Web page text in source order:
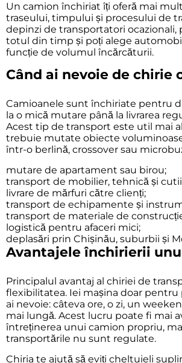
Un camion închiriat îți oferă mai
traseului, timpului și procesului de
depinzi de transportatori ocazionali,
totul din timp și poți alege
funcție de volumul încărcăturii.
Când ai nevoie de chirie
Camioanele sunt închiriate pentru
la o mică mutare până la livrarea
Acest tip de transport este util mai
trebuie mutate obiecte
într-o berlină, crossover sau
mutare de apartament sau birou;
transport de mobilier, tehnică și
livrare de mărfuri către clienți;
transport de echipamente și
transport de materiale de
logistică pentru afaceri mici;
deplasări prin Chișinău, suburbii și
Avantajele închirierii
Principalul avantaj al chiriei de
flexibilitatea. Iei mașina doar pentru
ai nevoie: câteva ore, o zi, un
mai lungă. Acest lucru poate fi mai
întreținerea unui camion propriu,
transportările nu sunt regulate.
Chiria te ajută să eviți cheltuieli